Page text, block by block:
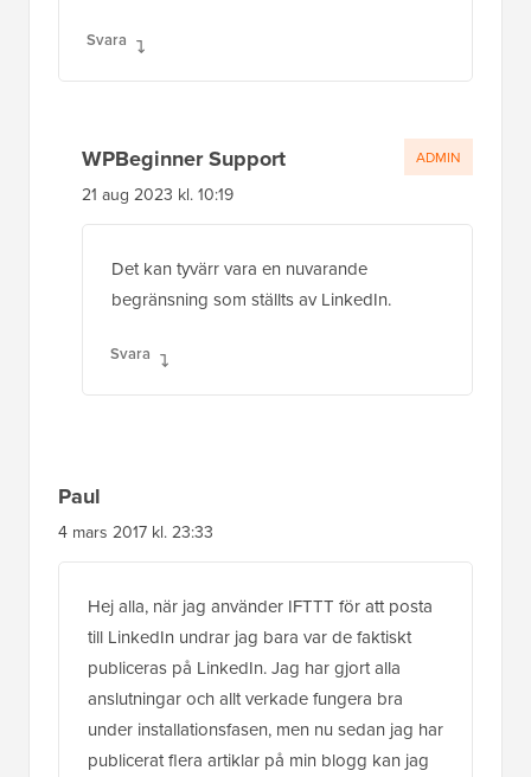
Svara
WPBeginner Support
21 aug 2023 kl. 10:19
Det kan tyvärr vara en nuvarande
begränsning som ställts av LinkedIn.
Svara
ADMIN
Paul
4 mars 2017 kl. 23:33
Hej alla, när jag använder IFTTT för att posta
till LinkedIn undrar jag bara var de faktiskt
publiceras på LinkedIn. Jag har gjort alla
anslutningar och allt verkade fungera bra
under installationsfasen, men nu sedan jag har
publicerat flera artiklar på min blogg kan jag